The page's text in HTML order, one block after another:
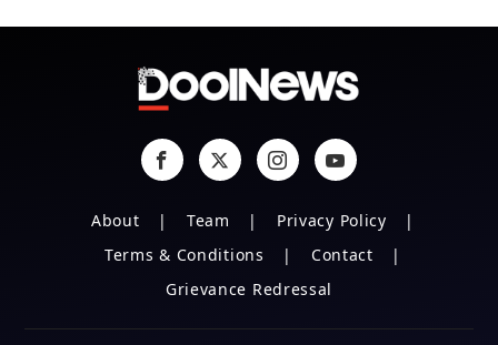
About Team
Privacy Policy
Terms & Conditions
Contact
Grievance Redressal